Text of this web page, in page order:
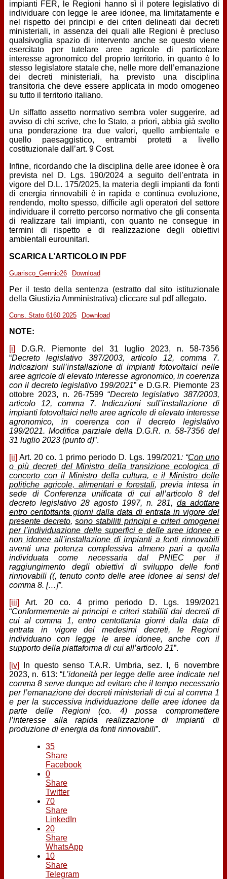
impianti FER, le Regioni hanno sì il potere legislativo di
individuare con legge le aree idonee, ma limitatamente e
nel rispetto dei principi e dei criteri delineati dai decreti
ministeriali, in assenza dei quali alle Regioni è precluso
qualsivoglia spazio di intervento anche se questo viene
esercitato per tutelare aree agricole di particolare
interesse agronomico del proprio territorio, in quanto è lo
stesso legislatore statale che, nelle more dell’emanazione
dei decreti ministeriali, ha previsto una disciplina
transitoria che deve essere applicata in modo omogeneo
su tutto il territorio italiano.
Un siffatto assetto normativo sembra voler suggerire, ad
avviso di chi scrive, che lo Stato, a priori, abbia già svolto
una ponderazione tra due valori, quello ambientale e
quello paesaggistico, entrambi protetti a livello
costituzionale dall’art. 9 Cost.
Infine, ricordando che la disciplina delle aree idonee è ora
prevista nel D. Lgs. 190/2024 a seguito dell’entrata in
vigore del D.L. 175/2025, la materia degli impianti da fonti
di energia rinnovabili è in rapida e continua evoluzione,
rendendo, molto spesso, difficile agli operatori del settore
individuare il corretto percorso normativo che gli consenta
di realizzare tali impianti, con quanto ne consegue in
termini di rispetto e di realizzazione degli obiettivi
ambientali eurounitari.
SCARICA L’ARTICOLO IN PDF
Guarisco_Gennio26 Download
Per il testo della sentenza (estratto dal sito istituzionale
della Giustizia Amministrativa) cliccare sul pdf allegato.
Cons. Stato 6160 2025 Download
NOTE:
[i]
D.G.R. Piemonte del 31 luglio 2023, n. 58-7356
“Decreto legislativo 387/2003, articolo 12, comma 7.
Indicazioni sull’installazione di impianti fotovoltaici nelle
aree agricole di elevato interesse agronomico, in coerenza
con il decreto legislativo 199/2021” e D.G.R. Piemonte 23
ottobre 2023, n. 26-7599 “Decreto legislativo 387/2003,
articolo 12, comma 7. Indicazioni sull’installazione di
impianti fotovoltaici nelle aree agricole di elevato interesse
agronomico, in coerenza con il decreto legislativo
199/2021. Modifica parziale della D.G.R. n. 58-7356 del
31 luglio 2023 (punto d)”.
[ii] Art. 20 co. 1 primo periodo D. Lgs. 199/2021: “Con uno
o più decreti del Ministro della transizione ecologica di
concerto con il Ministro della cultura, e il Ministro delle
politiche agricole, alimentari e forestali, previa intesa in
sede di Conferenza unificata di cui all’articolo 8 del
decreto legislativo 28 agosto 1997, n. 281, da adottare
entro centottanta giorni dalla data di entrata in vigore del
presente decreto,sono stabiliti principi e criteri omogenei
per l’individuazione delle superfici e delle aree idonee e
non idonee all’installazione di impianti a fonti rinnovabili
aventi una potenza complessiva almeno pari a quella
individuata come necessaria dal PNIEC per il
raggiungimento degli obiettivi di sviluppo delle fonti
rinnovabili ((, tenuto conto delle aree idonee ai sensi del
comma 8. […]”.
[iii]
Art. 20 co. 4 primo periodo D. Lgs. 199/2021
“Conformemente ai principi e criteri stabiliti dai decreti di
cui al comma 1, entro centottanta giorni dalla data di
entrata in vigore dei medesimi decreti, le Regioni
individuano con legge le aree idonee, anche con il
supporto della piattaforma di cui all’articolo 21”.
[iv]
In questo senso T.A.R. Umbria, sez. I, 6 novembre
2023, n. 613: “L’idoneità per legge delle aree indicate nel
comma 8 serve dunque ad evitare che il tempo necessario
per l’emanazione dei decreti ministeriali di cui al comma 1
e per la successiva individuazione delle aree idonee da
parte delle Regioni (co. 4) possa compromettere
l’interesse alla rapida realizzazione di impianti di
produzione di energia da fonti rinnovabili”.
35
Share
Facebook
0
Share
Twitter
70
Share
LinkedIn
20
Share
WhatsApp
10
Share
Telegram